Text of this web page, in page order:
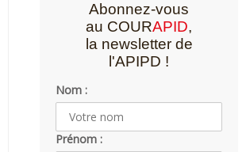
Abonnez-vous
au COURAPID,
la newsletter de
l'APIPD !
Nom :
Prénom :